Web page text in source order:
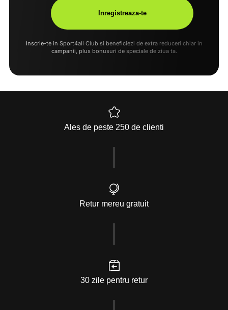
Inscrie-te in Sport4all Club si beneficiezi de extra reduceri chiar in
campanii, plus bonusuri de speciale de ziua ta.
Ales de peste 250 de clienti
Retur mereu gratuit
30 zile pentru retur